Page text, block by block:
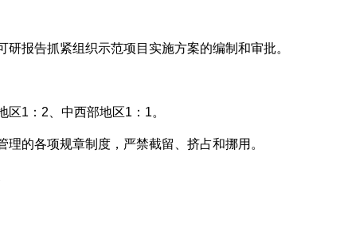
报告抓紧组织示范项目实施方案的编制和审批。
1：2、中西部地区1：1。
的各项规章制度，严禁截留、挤占和挪用。